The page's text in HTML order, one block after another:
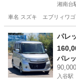
湘南台
車名 スズキ エブリィワゴ
神奈川 藤沢市 パレ
パレ
入谷駅